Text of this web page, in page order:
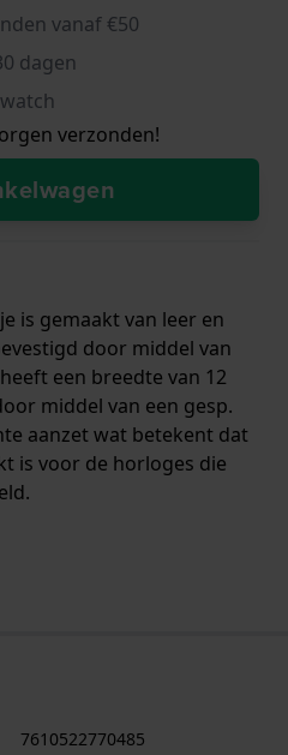
vanaf €50
dagen
verzonden!
is gemaakt van leer en
door middel van
een breedte van 12
middel van een gesp.
aanzet wat betekent dat
is voor de horloges die
7610522770485